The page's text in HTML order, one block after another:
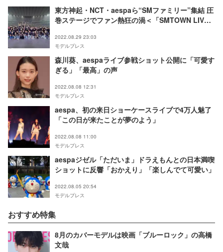
東方神起・NCT・aespaら“SMファミリー”集結 圧
巻ステージでファン熱狂の渦＜「SMTOWN LIVE
2022.08.29 23:03
モデルプレス
森川葵、aespaライブ参戦ショット公開に「可愛す
ぎる」「最高」の声
2022.08.08 12:31
モデルプレス
aespa、初の来日ショーケースライブで4万人魅了
「この日が来たことが夢のよう」
2022.08.08 11:00
モデルプレス
aespaジゼル「ただいま」ドラえもんとの日本満喫
ショットに反響「おかえり」「楽しんでて可愛い」
2022.08.05 20:54
モデルプレス
おすすめ特集
8月のカバーモデルは映画「ブルーロック」の高橋
文哉